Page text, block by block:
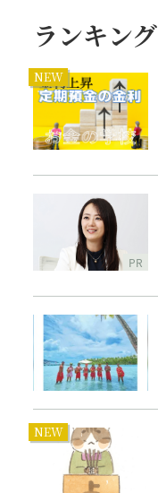
ランキング
NEW
PR
NEW